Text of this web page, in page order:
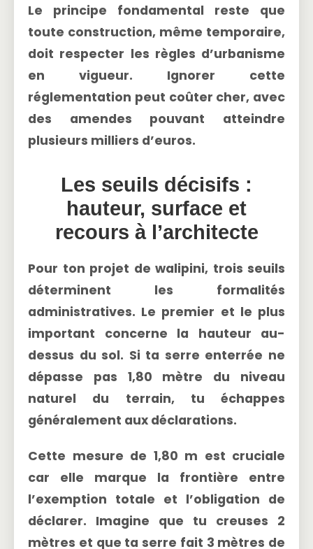
Le principe fondamental reste que
toute construction, même temporaire,
doit respecter les règles d’urbanisme
en vigueur. Ignorer cette
réglementation peut coûter cher, avec
des amendes pouvant atteindre
plusieurs milliers d’euros.
Les seuils décisifs :
hauteur, surface et
recours à l’architecte
Pour ton projet de walipini, trois seuils
déterminent les formalités
administratives. Le premier et le plus
important concerne la hauteur au-
dessus du sol. Si ta serre enterrée ne
dépasse pas 1,80 mètre du niveau
naturel du terrain, tu échappes
généralement aux déclarations.
Cette mesure de 1,80 m est cruciale
car elle marque la frontière entre
l’exemption totale et l’obligation de
déclarer. Imagine que tu creuses 2
mètres et que ta serre fait 3 mètres de